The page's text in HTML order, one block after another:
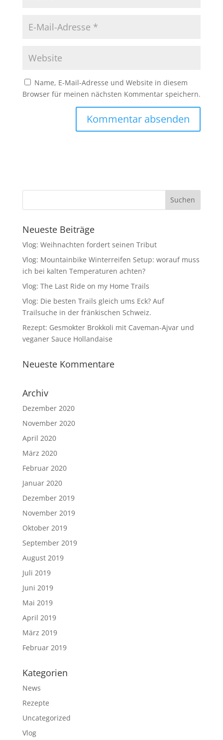
Name, E-Mail-Adresse und Website in diesem
Browser für meinen nächsten Kommentar speichern.
Neueste Beiträge
Vlog: Weihnachten fordert seinen Tribut
Vlog: Mountainbike Winterreifen Setup: worauf muss
ich bei kalten Temperaturen achten?
Vlog: The Last Ride on my Home Trails
Vlog: Die besten Trails gleich ums Eck? Auf
Trailsuche in der fränkischen Schweiz.
Rezept: Gesmokter Brokkoli mit Caveman-Ajvar und
veganer Sauce Hollandaise
Neueste Kommentare
Archiv
Dezember 2020
November 2020
April 2020
März 2020
Februar 2020
Januar 2020
Dezember 2019
November 2019
Oktober 2019
September 2019
August 2019
Juli 2019
Juni 2019
Mai 2019
April 2019
März 2019
Februar 2019
Kategorien
News
Rezepte
Uncategorized
Vlog